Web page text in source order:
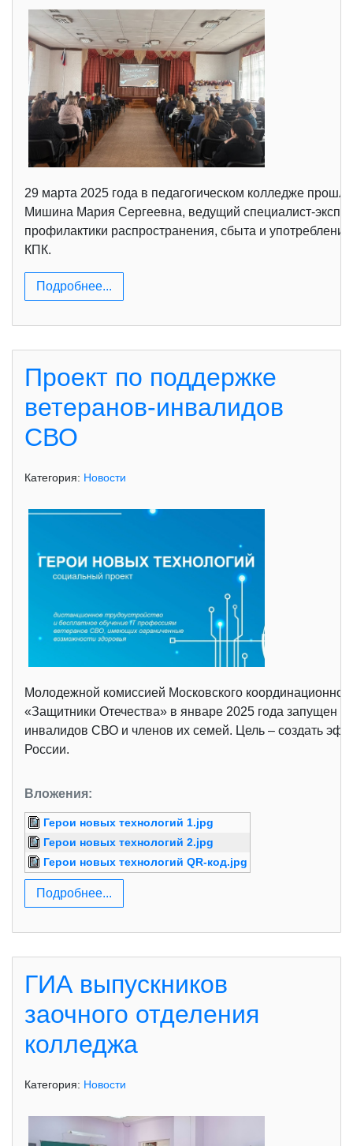
29 марта 2025 года в педагогическом колледже
Мишина Мария Сергеевна, ведущий специалист-
профилактики распространения, сбыта и
КПК.
Подробнее...
Проект по поддержке
ветеранов-инвалидов
СВО
Категория: Новости
Молодежной комиссией Московского
«Защитники Отечества» в январе 2025 года запущен
инвалидов СВО и членов их семей. Цель – создать
России.
Вложения:
Герои новых технологий 1.jpg
Герои новых технологий 2.jpg
Герои новых технологий QR-код.jpg
Подробнее...
ГИА выпускников
заочного отделения
колледжа
Категория: Новости